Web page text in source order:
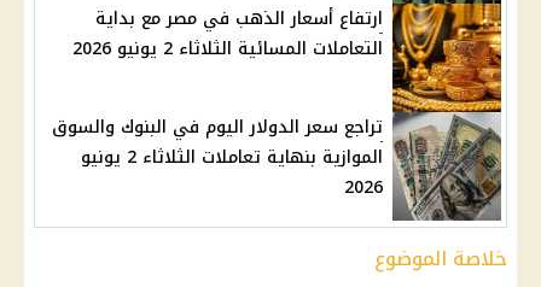
ارتفاع أسعار الذهب في مصر مع بداية
التعاملات المسائية الثلاثاء 2 يونيو 2026
تراجع سعر الدولار اليوم في البنوك والسوق
الموازية بنهاية تعاملات الثلاثاء 2 يونيو
2026
خلاصة الموضوع